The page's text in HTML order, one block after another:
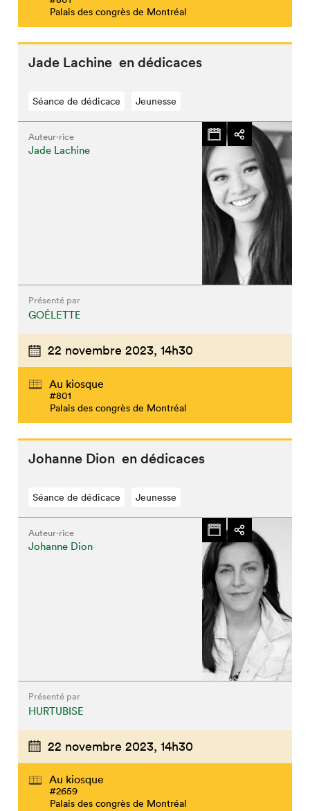
Palais des congrès de Montréal
Jade Lachine en dédicaces
Séance de dédicace Jeunesse
Auteur·rice
Jade Lachine
Présenté par
GOÉLETTE
22 novembre 2023, 14h30
Au kiosque
#801
Palais des congrès de Montréal
Johanne Dion en dédicaces
Séance de dédicace Jeunesse
Auteur·rice
Johanne Dion
Présenté par
HURTUBISE
22 novembre 2023, 14h30
Au kiosque
#2659
Palais des congrès de Montréal